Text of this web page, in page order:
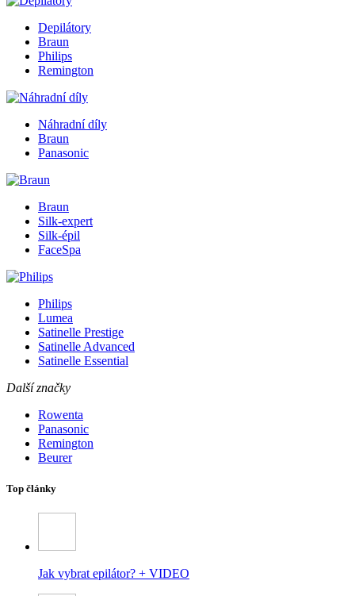
Depilátory
Braun
Philips
Remington
Náhradní díly
Braun
Panasonic
Braun
Silk-expert
Silk-épil
FaceSpa
Philips
Lumea
Satinelle Prestige
Satinelle Advanced
Satinelle Essential
Další značky
Rowenta
Panasonic
Remington
Beurer
Top články
Jak vybrat epilátor? + VIDEO